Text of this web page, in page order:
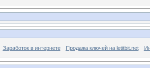
Заработок в интернете Продажа ключей на letitbit.net